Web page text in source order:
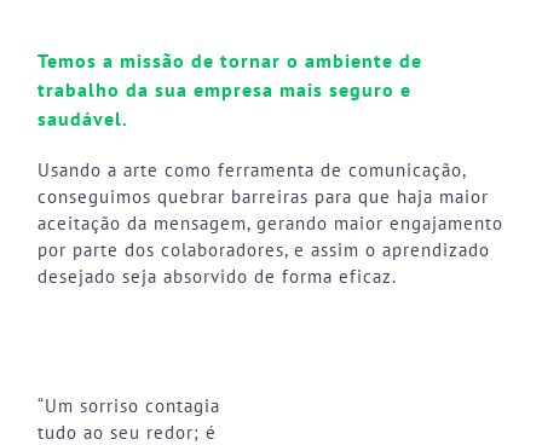
Temos a missão de tornar oambiente de
trabalho da sua empresa mais seguro e
saudável.
Usando a arte como ferramenta de comunicação,
conseguimos quebrar barreiras para que haja maior
aceitação da mensagem, gerando maior engajamento
por parte dos colaboradores, e assim o aprendizado
desejado seja absorvido de forma eficaz.
“Um sorriso contagia
tudo ao seu redor; é